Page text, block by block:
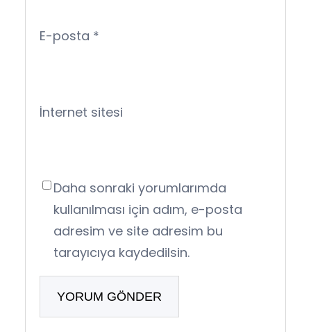
E-posta *
İnternet sitesi
Daha sonraki yorumlarımda
kullanılması için adım, e-posta
adresim ve site adresim bu
tarayıcıya kaydedilsin.